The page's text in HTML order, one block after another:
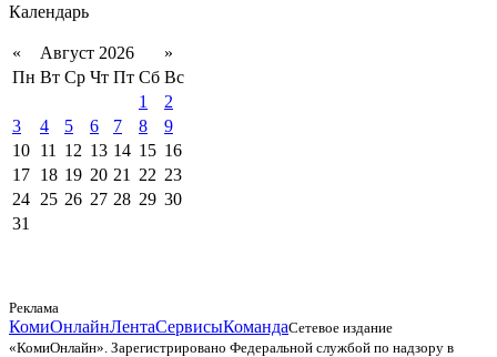
Календарь
« Август 2026
»
Пн Вт Ср Чт Пт Сб Вс
1
2
3
4 5 6 7 8
9
10 11 12 13 14 15 16
17 18 19 20 21 22 23
24 25 26 27 28 29 30
31
Реклама
КомиОнлайнЛентаСервисыКомандаСетевое издание
«КомиОнлайн». Зарегистрировано Федеральной службой по надзору в